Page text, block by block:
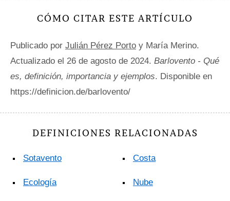
CÓMO CITAR ESTE ARTÍCULO
Publicado por Julián Pérez Porto y María Merino.
Actualizado el 26 de agosto de 2024. Barlovento - Qué
es, definición, importancia y ejemplos. Disponible en
https://definicion.de/barlovento/
DEFINICIONES RELACIONADAS
Sotavento
Ecología
Costa
Nube